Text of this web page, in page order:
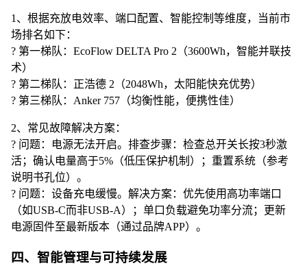
1、根据充放电效率、端口配置、智能控制等维度，当前市
场排名如下：
? 第一梯队：EcoFlow DELTA Pro 2（3600Wh，智能并联技
术）
? 第二梯队：正浩德 2（2048Wh，太阳能快充优势）
? 第三梯队：Anker 757（均衡性能，便携性佳）
2、常见故障解决方案：
? 问题：电源无法开启。排查步骤：检查总开关长按3秒激
活；确认电量高于5%（低压保护机制）；重置系统（参考
说明书孔位）。
? 问题：设备充电缓慢。解决方案：优先使用高功率端口
（如USB-C而非USB-A）；单口负载避免功率分流；更新
电源固件至最新版本（通过品牌APP）。
四、智能管理与可持续发展